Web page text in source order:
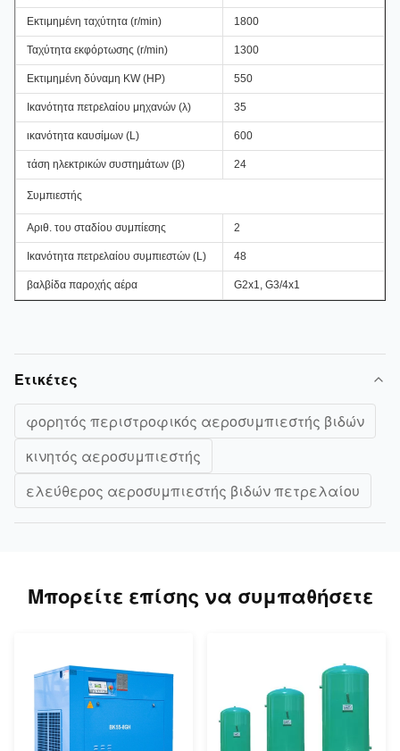
Εκτιμημένη ταχύτητα (r/min) 1800
Ταχύτητα εκφόρτωσης (r/min) 1300
Εκτιμημένη δύναμη KW(HP) 550
Ικανότητα πετρελαίου μηχανών (λ) 35
ικανότητα καυσίμων (L) 600
τάση ηλεκτρικών συστημάτων (β) 24
Συμπιεστής
Αριθ. του σταδίου συμπίεσης 2
Ικανότητα πετρελαίου συμπιεστών (L) 48
βαλβίδα παροχής αέρα G2x1, G3/4x1
Ετικέτες
φορητός περιστροφικός αεροσυμπιεστής βιδών
κινητός αεροσυμπιεστής
ελεύθερος αεροσυμπιεστής βιδών πετρελαίου
Μπορείτε επίσης να συμπαθήσετε